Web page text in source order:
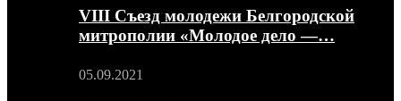
VIII Съезд молодежи Белгородской
митрополии «Молодое дело —…
05.09.2021